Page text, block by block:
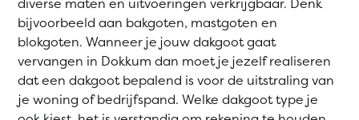
bijvoorbeeld aan bakgoten, mastgoten en
blokgoten. Wanneer je jouw dakgoot gaat
vervangen in Dokkum dan moet je jezelf realiseren
dat een dakgoot bepalend is voor de uitstraling van
je woning of bedrijfspand. Welke dakgoot type je